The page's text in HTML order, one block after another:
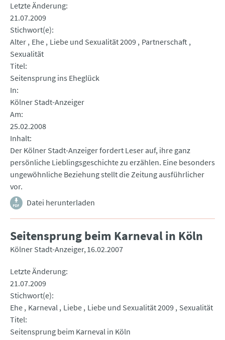
Letzte Änderung
21.07.2009
Stichwort(e)
Alter Ehe Liebe und Sexualität 2009 Partnerschaft
Sexualität
Titel
Seitensprung ins Eheglück
In
Kölner Stadt-Anzeiger
Am
25.02.2008
Inhalt
Der Kölner Stadt-Anzeiger fordert Leser auf, ihre ganz
persönliche Lieblingsgeschichte zu erzählen. Eine besonders
ungewöhnliche Beziehung stellt die Zeitung ausführlicher
vor.
Datei herunterladen
Seitensprung beim Karneval in Köln
Kölner Stadt-Anzeiger 16.02.2007
Letzte Änderung
21.07.2009
Stichwort(e)
Ehe Karneval Liebe Liebe und Sexualität 2009 Sexualität
Titel
Seitensprung beim Karneval in Köln